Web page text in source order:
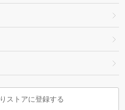
ストアに登録する